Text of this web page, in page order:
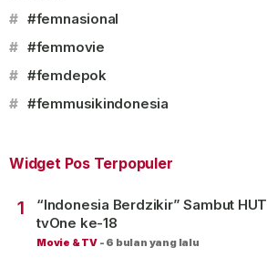
# #femnasional
# #femmovie
# #femdepok
# #femmusikindonesia
Widget Pos Terpopuler
1
“Indonesia Berdzikir” Sambut HUT
tvOne ke-18
Movie & TV - 6 bulan yang lalu